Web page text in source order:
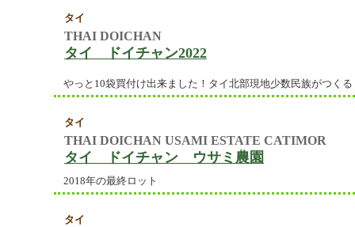
タイ
THAI DOICHAN
タイ ドイチャン2022
やっと10袋買付け出来ました！タイ北部現地少数民族がつく
タイ
THAI DOICHAN USAMI ESTATE CATIMOR
タイ ドイチャン ウサミ農園
2018年の最終ロット
タイ